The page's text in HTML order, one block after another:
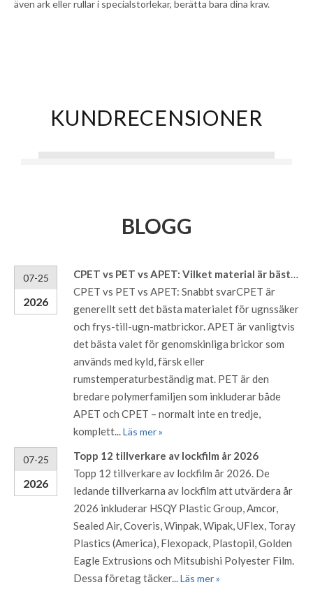
även ark eller rullar i specialstorlekar, berätta bara dina krav.
KUNDRECENSIONER
BLOGG
07-25
2026
CPET vs PET vs APET: Vilket material är bäst för matbrickor?
CPET vs PET vs APET: Snabbt svarCPET är
generellt sett det bästa materialet för ugnssäker
och frys-till-ugn-matbrickor. APET är vanligtvis
det bästa valet för genomskinliga brickor som
används med kyld, färsk eller
rumstemperaturbeständig mat. PET är den
bredare polymerfamiljen som inkluderar både
APET och CPET – normalt inte en tredje,
komplett...Läs mer »
07-25
2026
Topp 12 tillverkare av lockfilm år 2026
Topp 12 tillverkare av lockfilm år 2026. De
ledande tillverkarna av lockfilm att utvärdera år
2026 inkluderar HSQY Plastic Group, Amcor,
Sealed Air, Coveris, Winpak, Wipak, UFlex, Toray
Plastics (America), Flexopack, Plastopil, Golden
Eagle Extrusions och Mitsubishi Polyester Film.
Dessa företag täcker...Läs mer »